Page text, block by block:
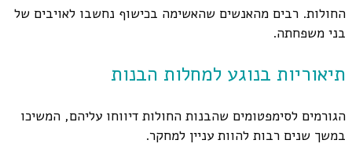
החולות. רבים מהאנשים שהאשימה בכישוף נחשבו לאויבים של
בני משפחתה.
תיאוריות בנוגע למחלות הבנות
הגורמים לסימפטומים שהבנות החולות דיווחו עליהם, המשיכו
במשך שנים רבות להוות עניין למחקר.